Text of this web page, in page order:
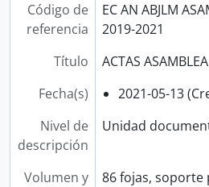
Código de
referencia
EC AN ABJLM
2019-2021
Título
ACTAS
Fecha(s)
2021-05-13
Nivel de
descripción
Unidad
Volumen y
86 fojas, soporte